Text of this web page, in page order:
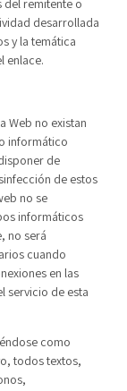
del remitente o
desarrollada
y la temática
enlace.
Web no existan
informático
de
de estos
no se
informáticos
no será
cuando
en las
servicio de esta
como
todos textos,